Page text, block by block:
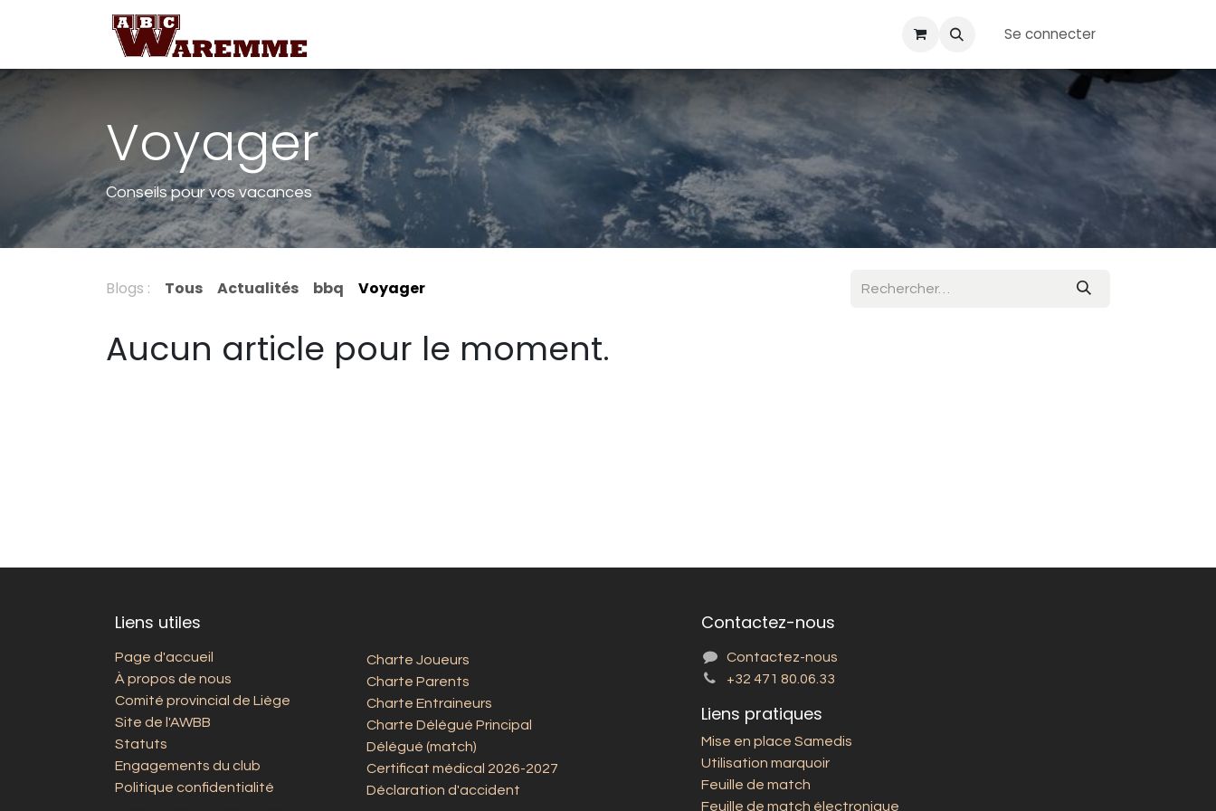
Se rendre au contenu
Événements Boutique
Se connecter
Voyager
Conseils pour vos vacances
Blogs : Tous Actualités bbq Voyager
Aucun article pour le moment.
Liens utiles
Page d'accueil
À propos de nous
Comité provincial de Liège
Site de l'AWBB
Statuts
Engagements du club
Politique confidentialité
Charte Joueurs
Charte Parents
Charte Entraineurs
Charte Délégué Principal
Délégué (match)
Certificat médical 2026-2027
Déclaration d'accident
Contactez-nous
Contactez-nous
+32 471 80.06.33
Liens pratiques
Mise en place Samedis
Utilisation marquoir
Feuille de match
Feuille de match électronique